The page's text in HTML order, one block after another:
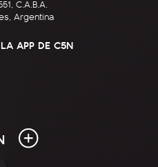
C.A.B.A.
Argentina
APP DE C5N